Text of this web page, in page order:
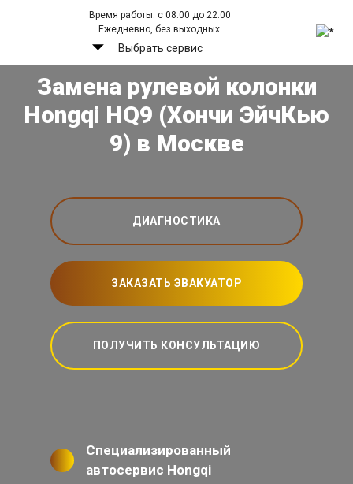
Время работы: с 08:00 до 22:00
Ежедневно, без выходных.
Выбрать сервис
Замена рулевой колонки
Hongqi HQ9 (Хончи ЭйчКью
9) в Москве
ДИАГНОСТИКА
ЗАКАЗАТЬ ЭВАКУАТОР
ПОЛУЧИТЬ КОНСУЛЬТАЦИЮ
Специализированный
автосервис Hongqi